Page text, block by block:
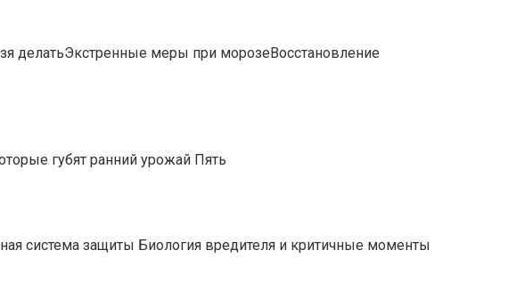
делатьЭкстренные меры при морозеВосстановление
губят ранний урожай Пять
система защиты Биология вредителя и критичные моменты